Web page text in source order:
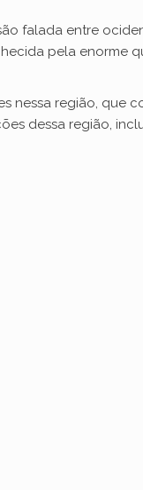
falada entre
pela enorme
nessa região, que
dessa região,